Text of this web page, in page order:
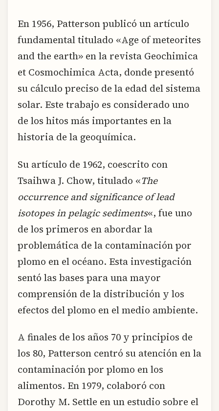
En 1956, Patterson publicó un artículo
fundamental titulado «Age of meteorites
and the earth» en la revista Geochimica
et Cosmochimica Acta, donde presentó
su cálculo preciso de la edad del sistema
solar. Este trabajo es considerado uno
de los hitos más importantes en la
historia de la geoquímica.
Su artículo de 1962, coescrito con
Tsaihwa J. Chow, titulado «The
occurrence and significance of lead
isotopes in pelagic sediments«, fue uno
de los primeros en abordar la
problemática de la contaminación por
plomo en el océano. Esta investigación
sentó las bases para una mayor
comprensión de la distribución y los
efectos del plomo en el medio ambiente.
A finales de los años 70 y principios de
los 80, Patterson centró su atención en la
contaminación por plomo en los
alimentos. En 1979, colaboró con
Dorothy M. Settle en un estudio sobre el